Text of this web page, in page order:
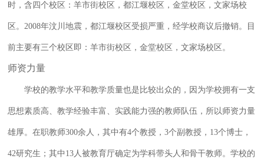
时，含四个校区：羊市街校区，都江堰校区，金堂校区，文家场校
区。2008年汶川地震，都江堰校区受损严重，经学校商议后撤销。目
前主要有三个校区即：羊市街校区，金堂校区，文家场校区。
师资力量
学校的教学水平和教学质量也是比较出众的，因为学校拥有一支
思想素质高、教学经验丰富、实践能力强的教师队伍，所以师资力量
雄厚。在职教师300余人，其中有4个教授，3个副教授，13个博士，
42研究生；其中13人被教育厅确定为学科带头人和骨干教师。学校的